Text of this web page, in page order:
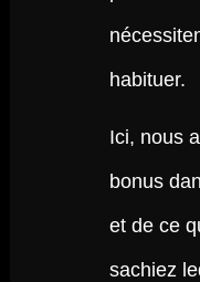
habituer.
Ici, nous
bonus
et de ce
sachiez